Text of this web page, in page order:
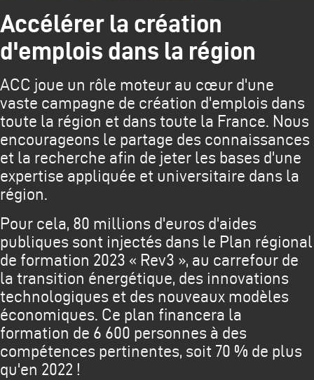
Accélérer la création
d'emplois dans la région
ACC joue un rôle moteur au cœur d'une
vaste campagne de création d'emplois dans
toute la région et dans toute la France. Nous
encourageons le partage des connaissances
et la recherche afin de jeter les bases d'une
expertise appliquée et universitaire dans la
région.
Pour cela, 80 millions d'euros d'aides
publiques sont injectés dans le Plan régional
de formation 2023 « Rev3 », au carrefour de
la transition énergétique, des innovations
technologiques et des nouveaux modèles
économiques. Ce plan financera la
formation de 6 600 personnes à des
compétences pertinentes, soit 70 % de plus
qu'en 2022 !